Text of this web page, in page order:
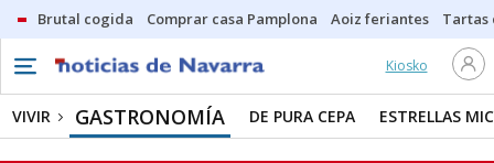
Brutal cogida Comprar casa Pamplona Aoiz feriantes Tartas
Kiosko
VIVIR GASTRONOMÍA DE PURA CEPA ESTRELLAS